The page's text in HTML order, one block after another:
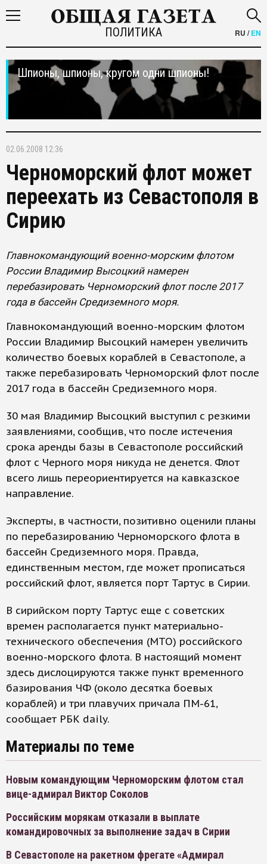
ПОЛИТИКА RU /EN
Шпионы, шпионы, кругом одни шпионы!
02.06.2008 12:36
Черноморский флот может
переехать из Севастополя в
Сирию
Главнокомандующий военно-морским флотом
России Владимир Высоцкий намерен
перебазировать Черноморский флот после 2017
года в бассейн Средиземного моря.
Главнокомандующий военно-морским флотом
России Владимир Высоцкий намерен увеличить
количество боевых кораблей в Севастополе, а
также перебазировать Черноморский флот после
2017 года в бассейн Средиземного моря.
30 мая Владимир Высоцкий выступил с резкими
заявлениями, сообщив, что после истечения
срока аренды базы в Севастополе российский
флот с Черного моря никуда не денется. Флот
всего лишь переориентируется на кавказское
направление.
Эксперты, в частности, позитивно оценили планы
по перебазированию Черноморского флота в
бассейн Средиземного моря. Правда,
единственным местом, где может прописаться
российский флот, является порт Тартус в Сирии.
В сирийском порту Тартус еще с советских
времен располагается пункт материально-
технического обеспечения (МТО) российского
военно-морского флота. В настоящий момент
здесь дислоцируются также пункт временного
базирования ЧФ (около десятка боевых
кораблей) и три плавучих причала ПМ-61,
сообщает РБК daily.
Материалы по теме
Новым командующим Черноморским флотом стал
вице-адмирал Виктор Соколов
Российским морякам отказали в выплате
командировочных за выполнение задач в Сирии
В Севастополе на ракетном фрегате «Адмирал